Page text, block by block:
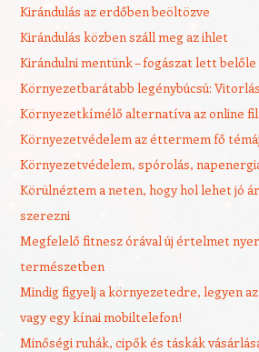
Kirándulás az erdőben beöltözve
Kirándulás közben száll meg az ihlet
Kirándulni mentünk – fogászat lett belőle
Környezetbarátabb legénybúcsú:
Környezetkímélő alternatíva az online
Környezetvédelem az éttermem fő
Környezetvédelem, spórolás,
Körülnéztem a neten, hogy hol lehet jó
szerezni
Megfelelő fitnesz órával új értelmet nyer
természetben
Mindig figyelj a környezetedre, legyen
vagy egy kínai mobiltelefon!
Minőségi ruhák, cipők és táskák